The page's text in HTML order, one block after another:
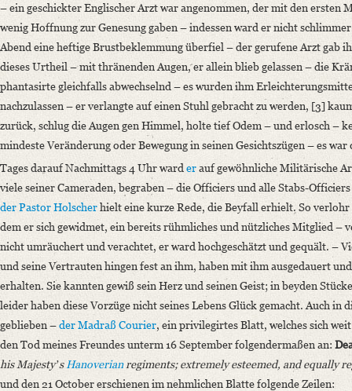
– ein geschickter Englischer Arzt war angenommen, der mit den ersten
wenig Hoffnung zur Genesung gaben – indessen ward er nicht
Abend eine heftige Brustbeklemmung überfiel – der gerufene Arzt gab
dieses Urtheil – mit thränenden Augen, er allein blieb gelassen – die
phantasirte gleichfalls abwechselnd – es wurden ihm
nachzulassen – er verlangte auf einen Stuhl gebracht zu werden, [3]
zurück, schlug die Augen gen Himmel, holte tief Odem – und erlosch –
mindeste Veränderung oder Bewegung in seinen Gesichtszügen – es
Tages darauf Nachmittags 4 Uhr ward erauf gewöhnliche Militärische
viele seiner Cameraden, begraben – die Officiers und alle Stabs-
der Pastor Holscherhielt eine kurze Rede, die Beyfall erhielt. So
dem er sich gewidmet, ein bereits rühmliches und nützliches Mitglied –
nicht umräuchert und verachtet, er ward hochgeschätzt und gequält. –
und seine Vertrauten hingen fest an ihm, haben mit ihm ausgedauert
erhalten. Sie kannten gewiß sein Herz und seinen Geist; in beyden
leider haben diese Vorzüge nicht seines Lebens Glück gemacht. Auch
geblieben –der Madraß Courier, ein privilegirtes Blatt, welches sich
den Tod meines Freundes unterm 16 September folgendermaßen an:
his Majestyʼs Hanoverianregiments; extremely esteemed, and equally
und den 21 October erschienen im nehmlichen Blatte folgende Zeilen: